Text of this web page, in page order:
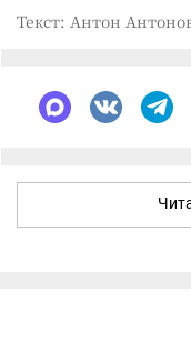
Текст: Антон